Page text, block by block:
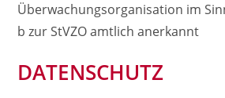
Überwachungs­organisation im
b zur StVZO amtlich anerkannt
DATENSCHUTZ